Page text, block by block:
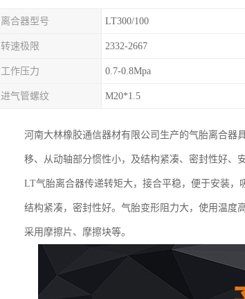
离合器型号 LT300/100
转速极限 2332-2667
工作压力 0.7-0.8Mpa
进气管螺纹 M20*1.5
河南大林橡胶通信器材有限公司生产的气胎离合器
移、从动轴部分惯性小，及结构紧凑、密封性好、
LT气胎离合器传递转矩大，接合平稳，便于安装，
结构紧凑，密封性好。气胎变形阻力大，使用温
采用摩擦片、摩擦块等。